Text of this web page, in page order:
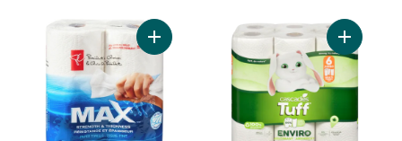
Ajouter Essuie-tout Max résistance et
Ajouter